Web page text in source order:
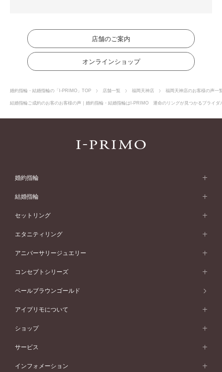
店舗のご案内
オンラインショップ
婚約指輪・結婚指輪の「I-PRIMO」TOP 店舗一覧 福岡天神店 福岡天神店のお客様の声一
結婚指輪ご成約のお客のお客様の声｜婚約指輪・結婚指輪はI-PRIMO 運命のリングが見つかるブライ
婚約指輪
婚約指輪 (エンゲージリング)
婚約指輪一覧
ピンクゴールド
ペールブラウンゴールド
ウェーブライン
V字ライン
ワンサイドメレ
ダブルサイドメレ
シンプル
フェミニン
モード
50万円台～
40万円台～
30万円台～
婚約指輪 人気ランキング
婚約ネックレス
ダイヤモンドシェイプコレクション
結婚指輪
結婚指輪 (マリッジリング)
結婚指輪一覧
ピンクゴールド
ペールブラウンゴールド
ウェーブライン
V字ライン
ワンメレ
セベラルメレ
シンプル
フェミニン
モード
50万円～
40万円～50万円
セットリング
セットリング
セットリング一覧
ピンクゴールド
ペールブラウンゴールド
エタニティリング
エタニティリング
エタニティリング一覧
ピンクゴールド
ペールブラウンゴールド
アニバーサリージュエリー
アニバーサリージュエリー
アニバーサリージュエリー一覧
ファッションリング
ブレスレット
コンセプトシリーズ
コンセプトシリーズ
オリジンビリーフ
エトワル
スワハ
ペールブラウンゴールド
アイプリモについて
アイプリモについて
パーソナルハンド診断
デザインへのこだわり
ショップ
店舗一覧
北海道
サービス
プロポーズサポート
インフォメーション